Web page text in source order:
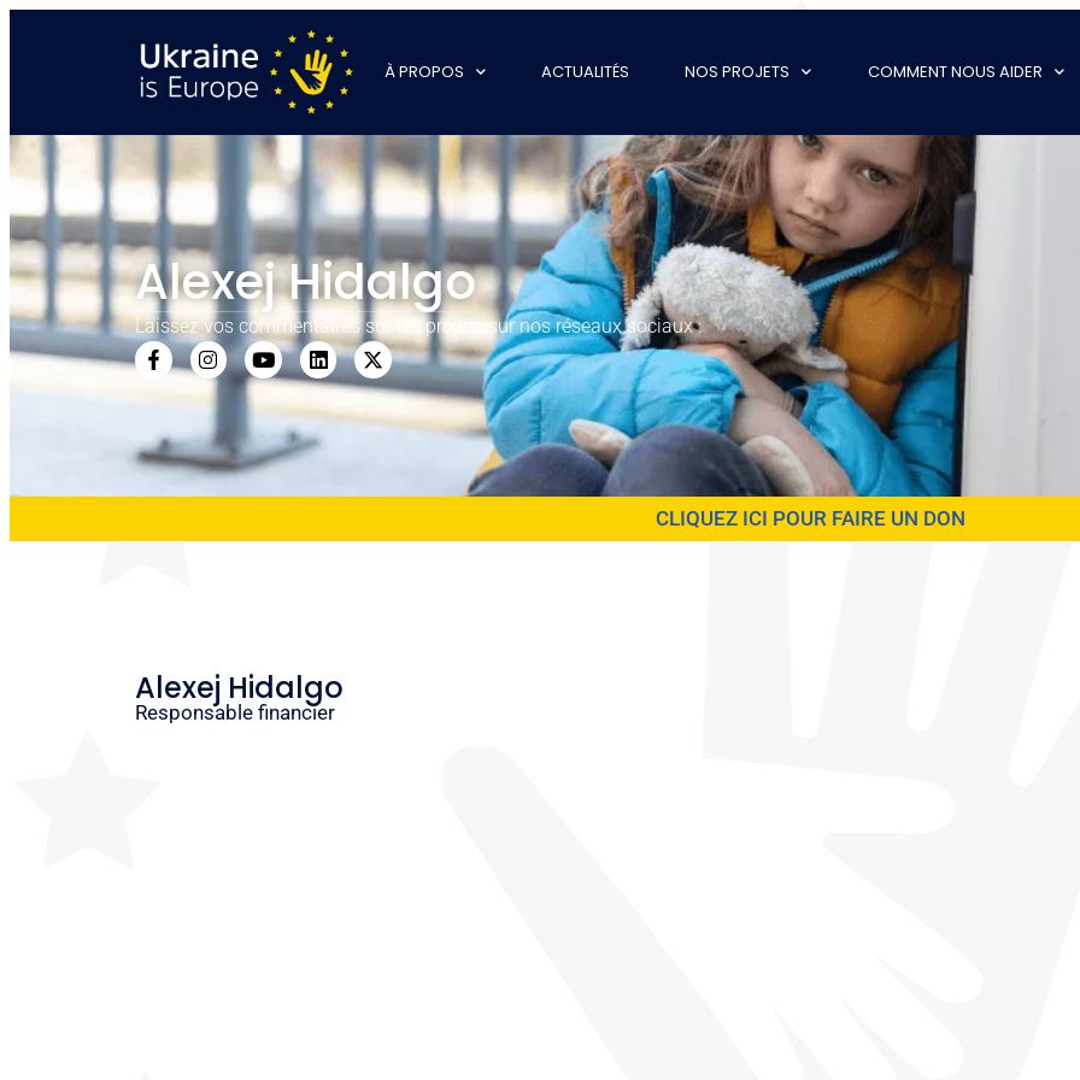
À PROPOS ACTUALITÉS NOS PROJETS COMMENT NOUS AIDER
Alexej Hidalgo
Laissez vos commentaires sur les projets sur nos réseaux sociaux :
CLIQUEZ ICI POUR FAIRE UN DON
Alexej Hidalgo
Responsable financier